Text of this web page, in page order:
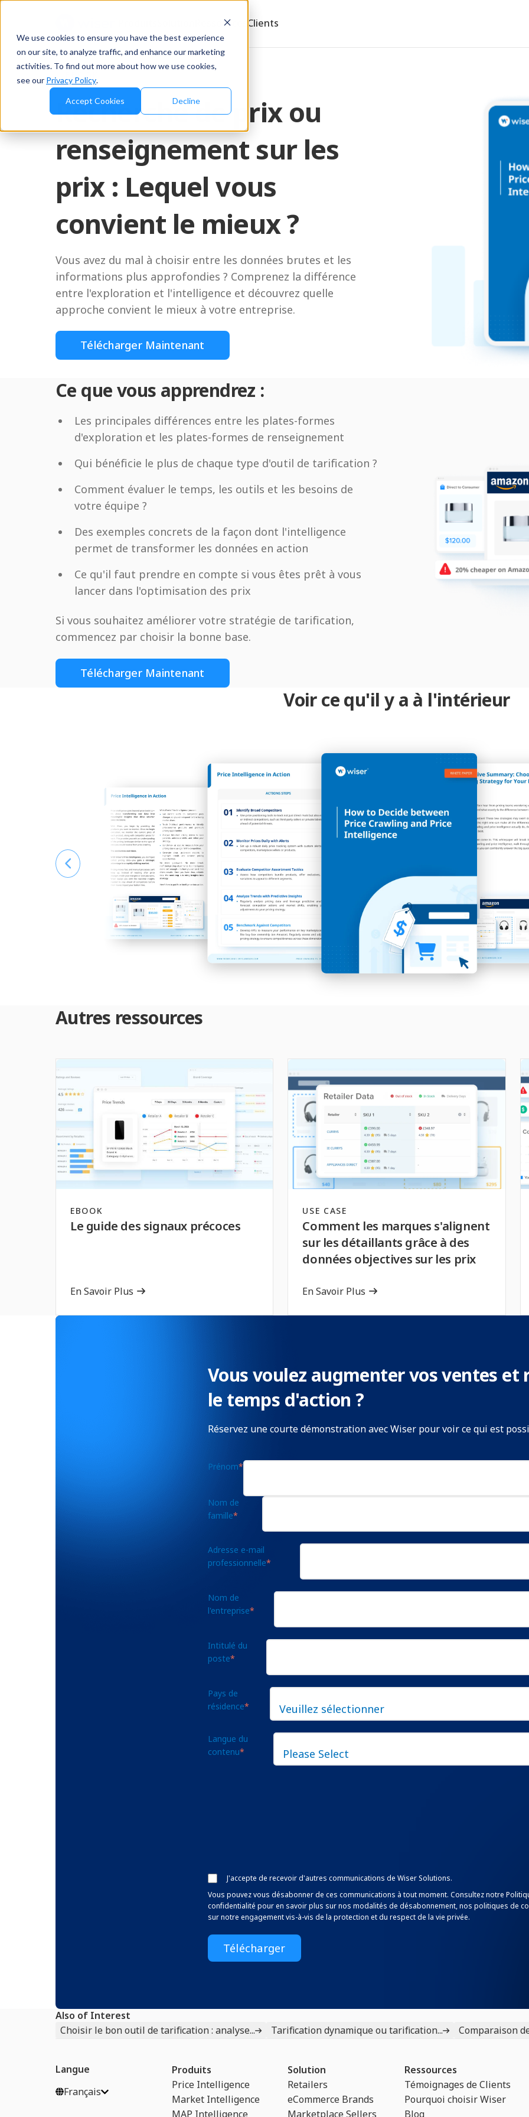
We use cookies to ensure you have the best experience
on our site, to analyze traffic, and enhance our marketing
activities. To find out more about how we use cookies,
see our Privacy Policy.
Accept Cookies Decline
Ressources Clients
Recherche de prix ou
renseignement sur les
prix : Lequel vous
convient le mieux ?
Vous avez du mal à choisir entre les données brutes et les
informations plus approfondies ? Comprenez la différence
entre l'exploration et l'intelligence et découvrez quelle
approche convient le mieux à votre entreprise.
Télécharger Maintenant
Ce que vous apprendrez :
Les principales différences entre les plates-formes
d'exploration et les plates-formes de renseignement
Qui bénéficie le plus de chaque type d'outil de tarification ?
Comment évaluer le temps, les outils et les besoins de
votre équipe ?
Des exemples concrets de la façon dont l'intelligence
permet de transformer les données en action
Ce qu'il faut prendre en compte si vous êtes prêt à vous
lancer dans l'optimisation des prix
Si vous souhaitez améliorer votre stratégie de tarification,
commencez par choisir la bonne base.
Télécharger Maintenant
Voir ce qu'il y a à l'intérieur
Autres ressources
EBOOK
Le guide des signaux précoces
En Savoir Plus
USE CASE
Comment les marques s'alignent
sur les détaillants grâce à des
données objectives sur les prix
En Savoir Plus
Vous voulez augmenter vos ventes et
le temps d'action ?
Réservez une courte démonstration avec Wiser pour voir ce qui est
Prénom*
Nom de
famille*
Adresse e-mail
professionnelle*
Nom de
l'entreprise*
Intitulé du
poste*
Pays de
résidence*
Langue du
contenu*
J'accepte de recevoir d'autres communications de Wiser Solutions.
Vous pouvez vous désabonner de ces communications à tout moment. Consultez notre
confidentialité pour en savoir plus sur nos modalités de désabonnement, nos politiques de
sur notre engagement vis-à-vis de la protection et du respect de la vie privée.
Also of Interest
Choisir le bon outil de tarification : analyse...
Tarification dynamique ou tarification... Comparaison
Langue
Français
Produits
Price Intelligence
Market Intelligence
MAP Intelligence
Solution
Retailers
eCommerce Brands
Marketplace Sellers
Ressources
Témoignages de Clients
Pourquoi choisir Wiser
Blog